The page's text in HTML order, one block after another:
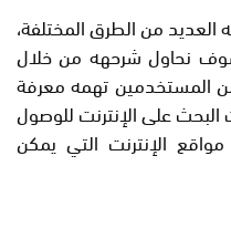
من الطرق المختلفة،
نحاول شرحهه من خلال
المستخدمين تهمه معرفة
على الإنترنت للوصول
الإنترنت التي يمكن